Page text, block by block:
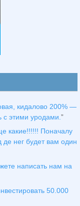
кидалово 200% —
с этими уродами.”
какие!!!!!! Поначалу
де нег будет вам один
написать нам на
50.000